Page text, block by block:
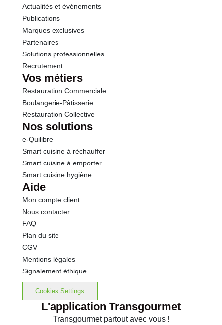
Sel
Actualités et événements
Publications
Marques exclusives
Partenaires
Solutions professionnelles
Recrutement
Vos métiers
Restauration Commerciale
Boulangerie-Pâtisserie
Restauration Collective
Nos solutions
e-Quilibre
Smart cuisine à réchauffer
Smart cuisine à emporter
Smart cuisine hygiène
Aide
Mon compte client
Nous contacter
FAQ
Plan du site
CGV
Mentions légales
Signalement éthique
Cookies Settings
L'application Transgourmet
Transgourmet partout avec vous !